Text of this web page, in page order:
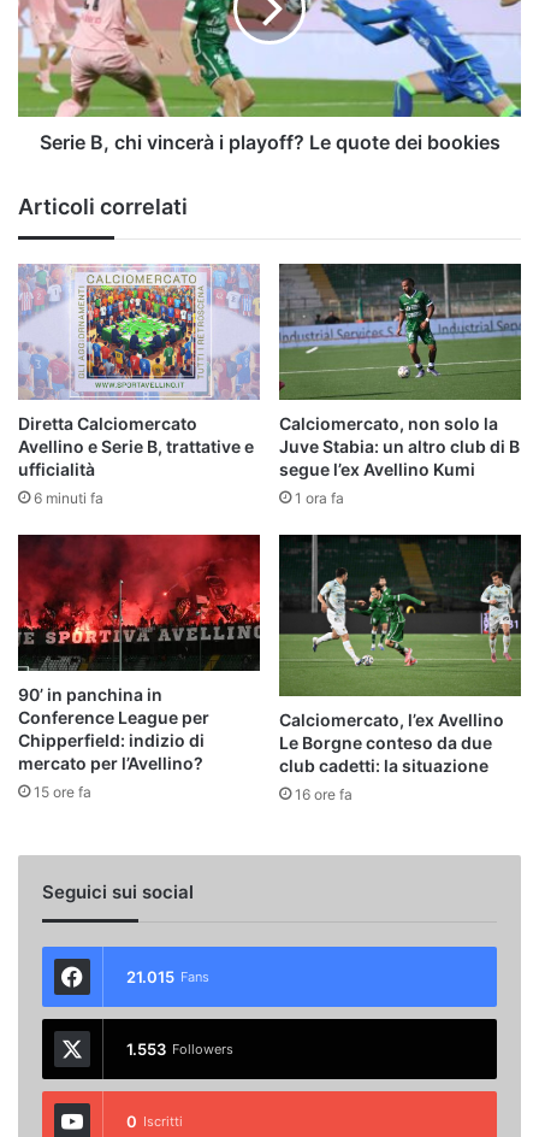
i
playoff?
Le
quote
dei
bookies
Serie B, chi vincerà i playoff? Le quote dei bookies
Articoli correlati
Diretta Calciomercato
Avellino e Serie B, trattative e
ufficialità
6 minuti fa
Calciomercato, non solo la
Juve Stabia: un altro club di B
segue l’ex Avellino Kumi
1 ora fa
90’ in panchina in
Conference League per
Chipperfield: indizio di
mercato per l’Avellino?
15 ore fa
Calciomercato, l’ex Avellino
Le Borgne conteso da due
club cadetti: la situazione
16 ore fa
Seguici sui social
21.015 Fans
1.553 Followers
0 Iscritti